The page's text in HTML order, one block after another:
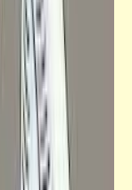
فيدراديو